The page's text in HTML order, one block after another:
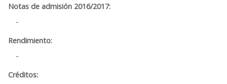
-
-